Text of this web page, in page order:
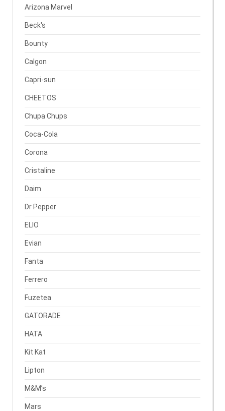
Arizona Marvel
Beck's
Bounty
Calgon
Capri-sun
CHEETOS
Chupa Chups
Coca-Cola
Corona
Cristaline
Daim
Dr Pepper
ELIO
Evian
Fanta
Ferrero
Fuzetea
GATORADE
HATA
Kit Kat
Lipton
M&M’s
Mars